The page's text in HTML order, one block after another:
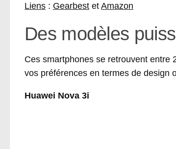
Liens : Gearbest et Amazon
Des modèles
Ces smartphones se retrouvent entre
vos préférences en termes de design
Huawei Nova 3i